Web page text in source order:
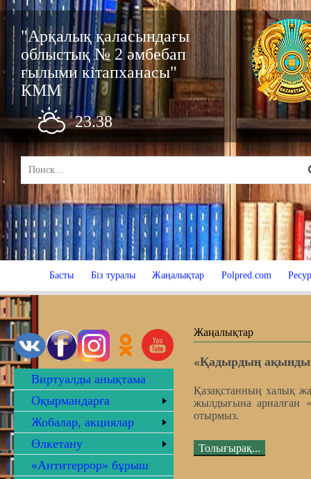
"Арқалық қаласындағы
облыстық № 2 әмбебап
ғылыми кітапханасы"
КММ
23.38
Басты Біз туралы Жаңалықтар Polpred.com
Виртуалды анықтама
Оқырмандарға
Жобалар, акциялар
Өлкетану
«Антитеррор» бұрыш
Жаңалықтар
«Қадырдың
Қазақстанның халық
жылдығына арналған
отырмыз.
Толығырақ...